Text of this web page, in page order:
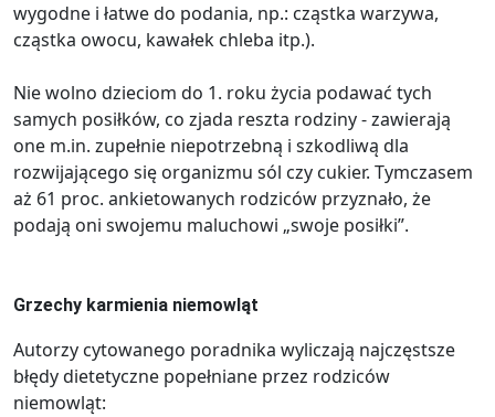
wygodne i łatwe do podania, np.: cząstka warzywa,
cząstka owocu, kawałek chleba itp.).
Nie wolno dzieciom do 1. roku życia podawać tych
samych posiłków, co zjada reszta rodziny - zawierają
one m.in. zupełnie niepotrzebną i szkodliwą dla
rozwijającego się organizmu sól czy cukier. Tymczasem
aż 61 proc. ankietowanych rodziców przyznało, że
podają oni swojemu maluchowi „swoje posiłki”.
Grzechy karmienia niemowląt
Autorzy cytowanego poradnika wyliczają najczęstsze
błędy dietetyczne popełniane przez rodziców
niemowląt: